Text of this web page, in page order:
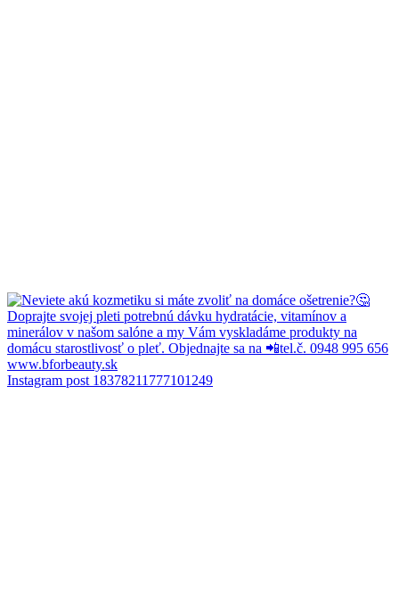
Instagram post 18378211777101249